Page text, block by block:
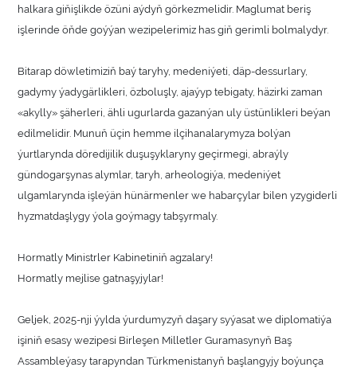
halkara giňişlikde özüni aýdyň görkezmelidir. Maglumat beriş
işlerinde öňde goýýan wezipelerimiz has giň gerimli bolmalydyr.
Bitarap döwletimiziň baý taryhy, medeniýeti, däp-dessurlary,
gadymy ýadygärlikleri, özboluşly, ajaýyp tebigaty, häzirki zaman
«akylly» şäherleri, ähli ugurlarda gazanýan uly üstünlikleri beýan
edilmelidir. Munuň üçin hemme ilçihanalarymyza bolýan
ýurtlarynda döredijilik duşuşyklaryny geçirmegi, abraýly
gündogarşynas alymlar, taryh, arheologiýa, medeniýet
ulgamlarynda işleýän hünärmenler we habarçylar bilen yzygiderli
hyzmatdaşlygy ýola goýmagy tabşyrmaly.
Hormatly Ministrler Kabinetiniň agzalary!
Hormatly mejlise gatnaşyjylar!
Geljek, 2025-nji ýylda ýurdumyzyň daşary syýasat we diplomatiýa
işiniň esasy wezipesi Birleşen Milletler Guramasynyň Baş
Assambleýasy tarapyndan Türkmenistanyň başlangyjy boýunça